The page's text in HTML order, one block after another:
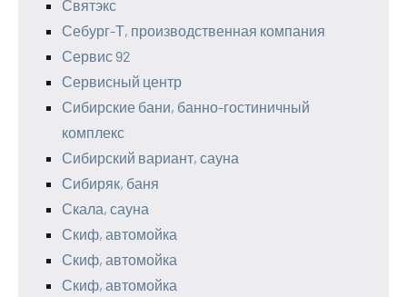
Святэкс
Себург-Т, производственная компания
Сервис 92
Сервисный центр
Сибирские бани, банно-гостиничный
комплекс
Сибирский вариант, сауна
Сибиряк, баня
Скала, сауна
Скиф, автомойка
Скиф, автомойка
Скиф, автомойка